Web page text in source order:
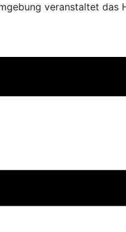
veranstaltet